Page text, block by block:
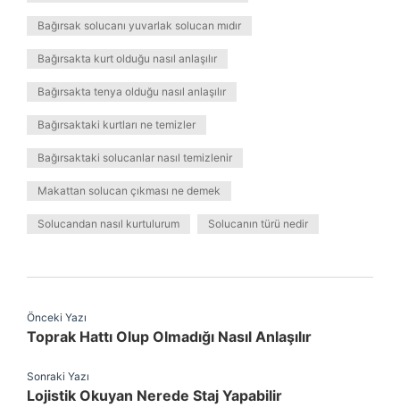
Bağırsak solucanı yuvarlak solucan mıdır
Bağırsakta kurt olduğu nasıl anlaşılır
Bağırsakta tenya olduğu nasıl anlaşılır
Bağırsaktaki kurtları ne temizler
Bağırsaktaki solucanlar nasıl temizlenir
Makattan solucan çıkması ne demek
Solucandan nasıl kurtulurum Solucanın türü nedir
Önceki Yazı
Toprak Hattı Olup Olmadığı Nasıl Anlaşılır
Sonraki Yazı
Lojistik Okuyan Nerede Staj Yapabilir